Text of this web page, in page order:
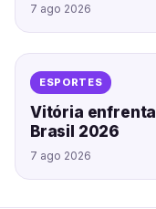
7 ago 2026
ESPORTES
Vitória
Brasil 2026
7 ago 2026